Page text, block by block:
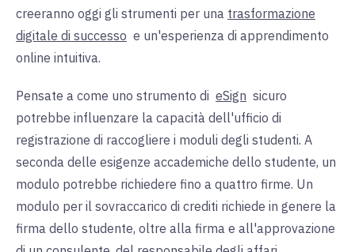
creeranno oggi gli strumenti per una trasformazione
digitale di successo e un'esperienza di apprendimento
online intuitiva.
Pensate a come uno strumento di eSign sicuro
potrebbe influenzare la capacità dell'ufficio di
registrazione di raccogliere i moduli degli studenti. A
seconda delle esigenze accademiche dello studente, un
modulo potrebbe richiedere fino a quattro firme. Un
modulo per il sovraccarico di crediti richiede in genere la
firma dello studente, oltre alla firma e all'approvazione